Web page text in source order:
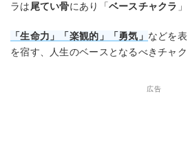
ラは尾てい骨にあり「ベースチャクラ
「生命力」「楽観的」「勇気」 などを
を宿す、人生のベースとなるべきチャク
広告